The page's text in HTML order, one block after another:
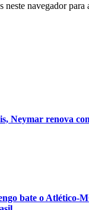
neste navegador
Neymar renova
bate o Atlético-